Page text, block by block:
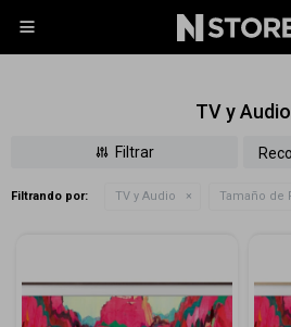

TV y Audio
Filtrando por: TV y Audio Tamaño de
Tecnología
Wearables